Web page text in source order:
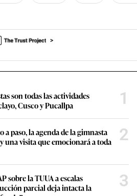
son todas las actividades
Cusco y Pucallpa
1
a paso, la agenda de la gimnasta
una visita que emocionará a toda
2
sobre la TUUA a escalas
parcial deja intacta la
3